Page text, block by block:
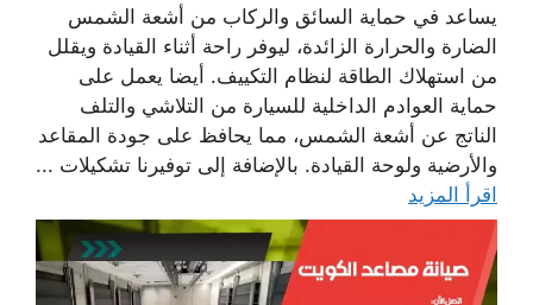
يساعد في حماية السائق والركاب من أشعة الشمس
الضارة والحرارة الزائدة، ليوفر راحة أثناء القيادة ويقلل
من استهلاك الطاقة لنظام التكييف. أيضا يعمل على
حماية العوادم الداخلية للسيارة من التلاشي والتلف
الناتج عن أشعة الشمس، مما يحافظ على جودة المقاعد
والأرضية ولوحة القيادة. بالإضافة إلى توفيرنا تشكيلات ...
اقرأ المزيد